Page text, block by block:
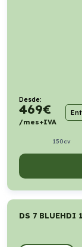
Desde:
469€
/mes+IVA
150cv
DS 7 BLUEHDI